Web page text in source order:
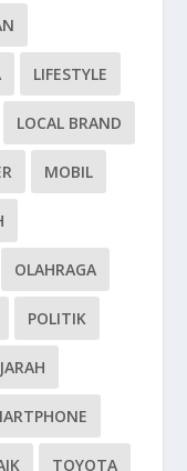
LIFESTYLE
LOCAL BRAND
MOBIL
OLAHRAGA
POLITIK
TOYOTA